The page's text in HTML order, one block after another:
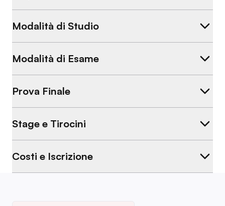
Modalità di Studio
Modalità di Esame
Prova Finale
Stage e Tirocini
Costi e Iscrizione